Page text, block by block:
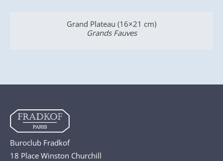
Grand Plateau (16×21 cm)
Buroclub Fradkof
18 Place Winston Churchill